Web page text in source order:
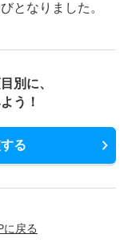
となりました。
別に、
う！
る
に戻る